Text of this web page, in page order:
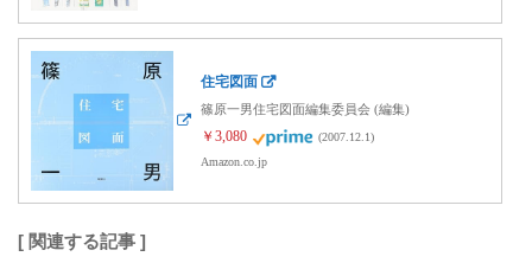
住宅図面
篠原一男住宅図面編集委員会 (編集)
￥3,080
(2007.12.1)
Amazon.co.jp
[ 関連する記事 ]